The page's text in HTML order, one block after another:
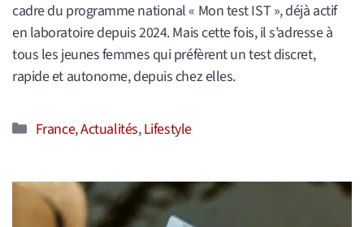
cadre du programme national « Mon test IST », déjà actif
en laboratoire depuis 2024. Mais cette fois, il s’adresse à
tous les jeunes femmes qui préfèrent un test discret,
rapide et autonome, depuis chez elles.
Catégories
France,Actualités,Lifestyle